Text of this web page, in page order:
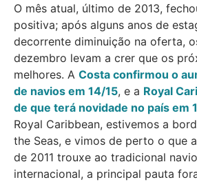
O mês atual, último de 2013,
positiva; após alguns anos de
decorrente diminuição na oferta,
dezembro levam a crer que os
melhores. A Costa confirmou o
de navios em 14/15, e a Royal
de que terá novidade no país em
Royal Caribbean, estivemos a
the Seas, e vimos de perto o que
de 2011 trouxe ao tradicional
internacional, a principal pauta